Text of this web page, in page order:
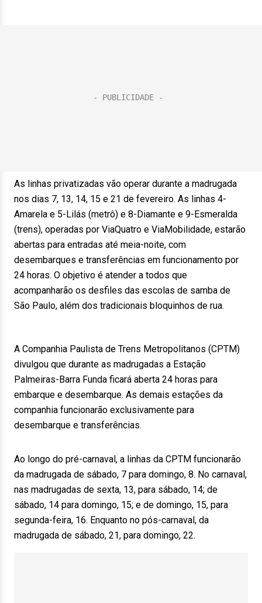
As linhas privatizadas vão operar durante a madrugada
nos dias 7, 13, 14, 15 e 21 de fevereiro. As linhas 4-
Amarela e 5-Lilás (metrô) e 8-Diamante e 9-Esmeralda
(trens), operadas por ViaQuatro e ViaMobilidade, estarão
abertas para entradas até meia-noite, com
desembarques e transferências em funcionamento por
24 horas. O objetivo é atender a todos que
acompanharão os desfiles das escolas de samba de
São Paulo, além dos tradicionais bloquinhos de rua.
A Companhia Paulista de Trens Metropolitanos (CPTM)
divulgou que durante as madrugadas a Estação
Palmeiras-Barra Funda ficará aberta 24 horas para
embarque e desembarque. As demais estações da
companhia funcionarão exclusivamente para
desembarque e transferências.
Ao longo do pré-carnaval, a linhas da CPTM funcionarão
da madrugada de sábado, 7 para domingo, 8. No carnaval,
nas madrugadas de sexta, 13, para sábado, 14; de
sábado, 14 para domingo, 15; e de domingo, 15, para
segunda-feira, 16. Enquanto no pós-carnaval, da
madrugada de sábado, 21, para domingo, 22.